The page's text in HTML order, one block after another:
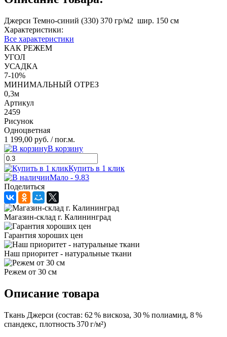
Джерси Темно-синий (330) 370 гр/м2 шир. 150 см
Характеристики:
Все характеристики
КАК РЕЖЕМ
УГОЛ
УСАДКА
7-10%
МИНИМАЛЬНЫЙ ОТРЕЗ
0,3м
Артикул
2459
Рисунок
Одноцветная
1 199,00 руб. / пог.м.
В корзину
Купить в 1 клик
Мало - 9.83
Поделиться
Магазин-склад г. Калининград
Гарантия хороших цен
Наш приоритет - натуральные ткани
Режем от 30 см
Описание товара
Ткань Джерси (состав: 62 % вискоза, 30 % полиамид, 8 %
спандекс, плотность 370 г/м²)